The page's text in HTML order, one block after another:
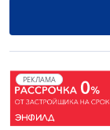
РЕКЛАМА